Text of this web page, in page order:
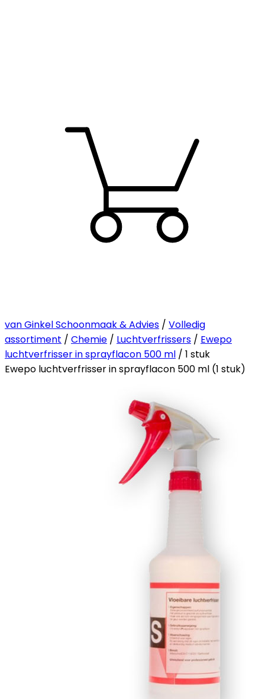
van Ginkel Schoonmaak & Advies / Volledig
assortiment / Chemie / Luchtverfrissers / Ewepo
luchtverfrisser in sprayflacon 500 ml / 1 stuk
Ewepo luchtverfrisser in sprayflacon 500 ml (1 stuk)